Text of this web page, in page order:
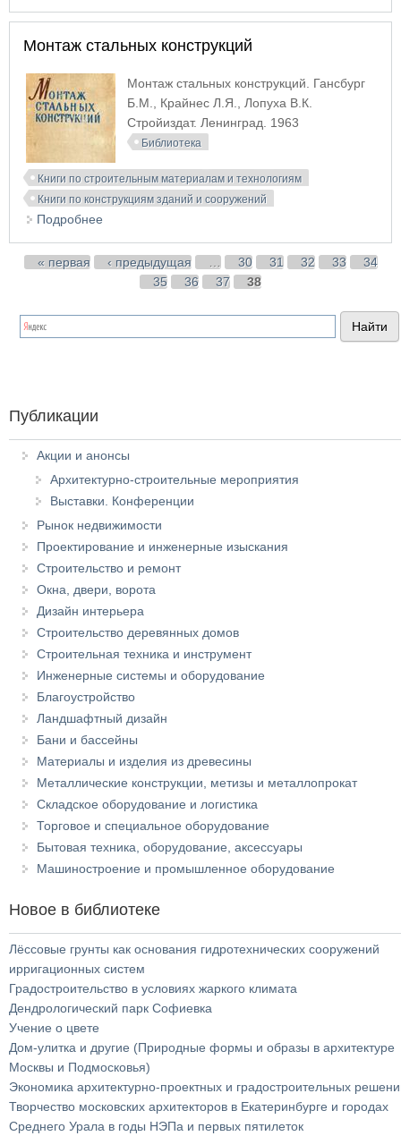
Монтаж стальных конструкций
Монтаж стальных конструкций. Гансбург
Б.М., Крайнес Л.Я., Лопуха В.К.
Стройиздат. Ленинград. 1963
Библиотека
Книги по строительным материалам и технологиям
Книги по конструкциям зданий и сооружений
Подробнее
Страницы
« первая ‹ предыдущая 30 31 32 33
34
35
36 37 38
Публикации
Акции и анонсы
Архитектурно-строительные мероприятия
Выставки. Конференции
Рынок недвижимости
Проектирование и инженерные изыскания
Строительство и ремонт
Окна, двери, ворота
Дизайн интерьера
Строительство деревянных домов
Строительная техника и инструмент
Инженерные системы и оборудование
Благоустройство
Ландшафтный дизайн
Бани и бассейны
Материалы и изделия из древесины
Металлические конструкции, метизы и металлопрокат
Складское оборудование и логистика
Торговое и специальное оборудование
Бытовая техника, оборудование, аксессуары
Машиностроение и промышленное оборудование
Новое в библиотеке
Лёссовые грунты как основания гидротехнических сооружений
ирригационных систем
Градостроительство в условиях жаркого климата
Дендрологический парк Софиевка
Учение о цвете
Дом-улитка и другие (Природные формы и образы в архитектуре
Москвы и Подмосковья)
Экономика архитектурно-проектных и градостроительных
Творчество московских архитекторов в Екатеринбурге и городах
Среднего Урала в годы НЭПа и первых пятилеток